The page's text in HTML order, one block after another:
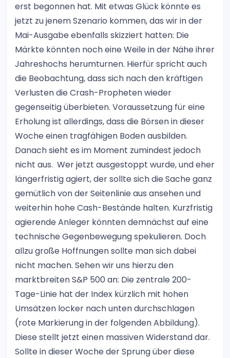
erst begonnen hat. Mit etwas Glück könnte es
jetzt zu jenem Szenario kommen, das wir in der
Mai-Ausgabe ebenfalls skizziert hatten: Die
Märkte könnten noch eine Weile in der Nähe ihrer
Jahreshochs herumturnen. Hierfür spricht auch
die Beobachtung, dass sich nach den kräftigen
Verlusten die Crash-Propheten wieder
gegenseitig überbieten. Voraussetzung für eine
Erholung ist allerdings, dass die Börsen in dieser
Woche einen tragfähigen Boden ausbilden.
Danach sieht es im Moment zumindest jedoch
nicht aus. Wer jetzt ausgestoppt wurde, und eher
längerfristig agiert, der sollte sich die Sache ganz
gemütlich von der Seitenlinie aus ansehen und
weiterhin hohe Cash-Bestände halten. Kurzfristig
agierende Anleger könnten demnächst auf eine
technische Gegenbewegung spekulieren. Doch
allzu große Hoffnungen sollte man sich dabei
nicht machen. Sehen wir uns hierzu den
marktbreiten S&P 500 an: Die zentrale 200-
Tage-Linie hat der Index kürzlich mit hohen
Umsätzen locker nach unten durchschlagen
(rote Markierung in der folgenden Abbildung).
Diese stellt jetzt einen massiven Widerstand dar.
Sollte in dieser Woche der Sprung über diese